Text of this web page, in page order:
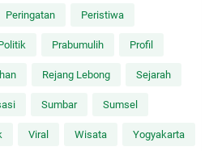
Peringatan Peristiwa
Prabumulih Profil
Rejang Lebong Sejarah
Sumbar Sumsel
Viral Wisata Yogyakarta